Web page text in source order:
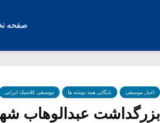
صفحه
اخبار موسیقی بایگانی همه نوشته ها موسیقی کلاسیک ایرانی
بزرگداشت عبدالوهاب